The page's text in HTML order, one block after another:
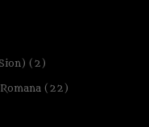
(2)
(22)